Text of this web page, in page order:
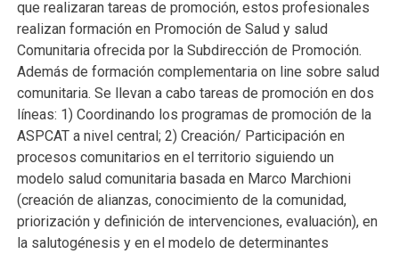
que realizaran tareas de promoción, estos profesionales
realizan formación en Promoción de Salud y salud
Comunitaria ofrecida por la Subdirección de Promoción.
Además de formación complementaria on line sobre salud
comunitaria. Se llevan a cabo tareas de promoción en dos
líneas: 1) Coordinando los programas de promoción de la
ASPCAT a nivel central; 2) Creación/ Participación en
procesos comunitarios en el territorio siguiendo un
modelo salud comunitaria basada en Marco Marchioni
(creación de alianzas, conocimiento de la comunidad,
priorización y definición de intervenciones, evaluación), en
la salutogénesis y en el modelo de determinantes